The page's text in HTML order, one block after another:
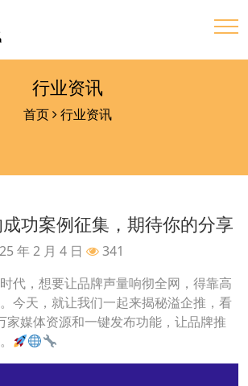
行业资讯
首页 行业资讯
功案例征集，期待你的分享
年 2 月 4 日
341
代，想要让品牌声量响彻全网，得靠高
今天，就让我们一起来揭秘溢企推，看
家媒体资源和一键发布功能，让品牌推